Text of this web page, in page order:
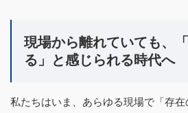
現場から離れていても、
る」と感じられる時代へ
私たちはいま、あらゆる現場で「存